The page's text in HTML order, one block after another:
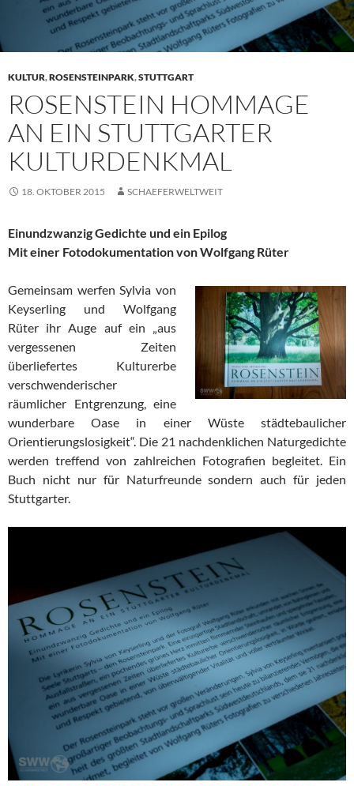
KULTUR,ROSENSTEINPARK,STUTTGART
ROSENSTEIN HOMMAGE
AN EIN STUTTGARTER
KULTURDENKMAL
18. OKTOBER 2015 SCHAEFERWELTWEIT
Einundzwanzig Gedichte und ein Epilog
Mit einer Fotodokumentation von Wolfgang Rüter
Gemeinsam werfen Sylvia von
Keyserling und Wolfgang
Rüter ihr Auge auf ein „aus
vergessenen Zeiten
überliefertes Kulturerbe
verschwenderischer
räumlicher Entgrenzung, eine
wunderbare Oase in einer Wüste städtebaulicher
Orientierungslosigkeit“. Die 21 nachdenklichen Naturgedichte
werden treffend von zahlreichen Fotografien begleitet. Ein
Buch nicht nur für Naturfreunde sondern auch für jeden
Stuttgarter.